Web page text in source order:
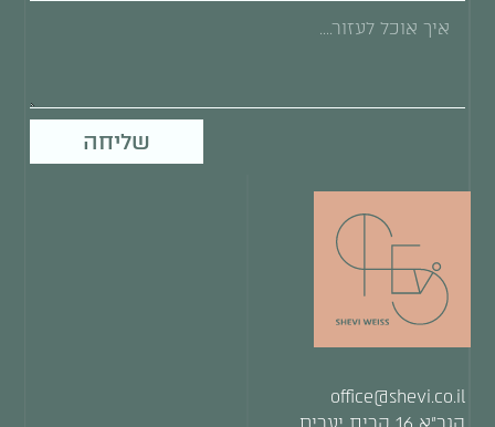
office@shevi.co.il
שליחה